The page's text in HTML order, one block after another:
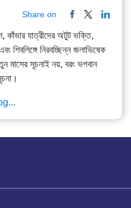
Share on
কাঁভার যাত্রীদের অটুট ভক্তি,
শিবলিঙ্গে নিরবচ্ছিন্ন জলাভিষেক
সূচনাই নয়, বরং ভগবান